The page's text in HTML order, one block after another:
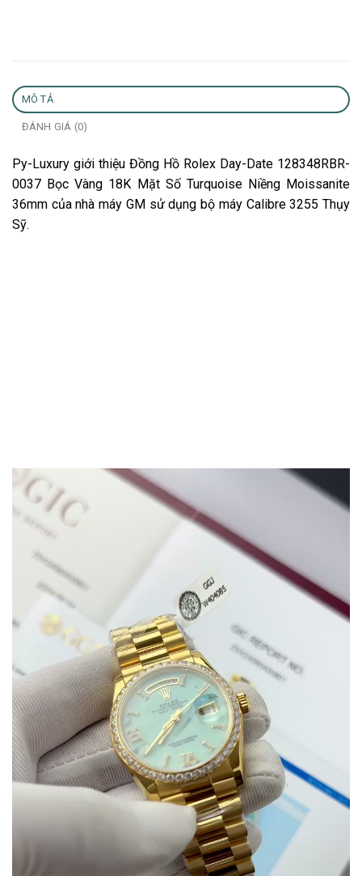
MÔ TẢ
ĐÁNH GIÁ (0)
Py-Luxury giới thiệu Đồng Hồ Rolex Day-Date 128348RBR-
0037 Bọc Vàng 18K Mặt Số Turquoise Niềng Moissanite
36mm của nhà máy GM sử dụng bộ máy Calibre 3255 Thụy
Sỹ.